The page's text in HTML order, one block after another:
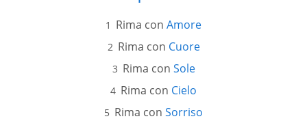
Rima con Amore
Rima con Cuore
Rima con Sole
Rima con Cielo
Rima con Sorriso